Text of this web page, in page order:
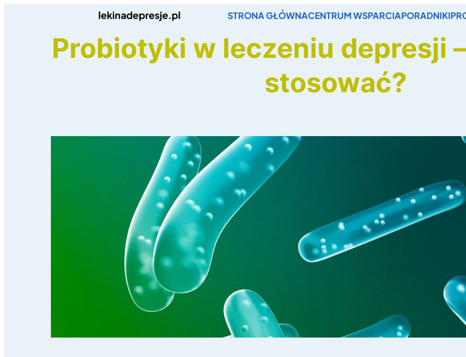
lekinadepresje.pl STRONA GŁÓWNACENTRUM WSPARCIAPORADNIKI
Probiotyki w leczeniu depresji
stosować?